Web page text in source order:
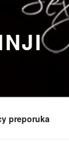
preporuka